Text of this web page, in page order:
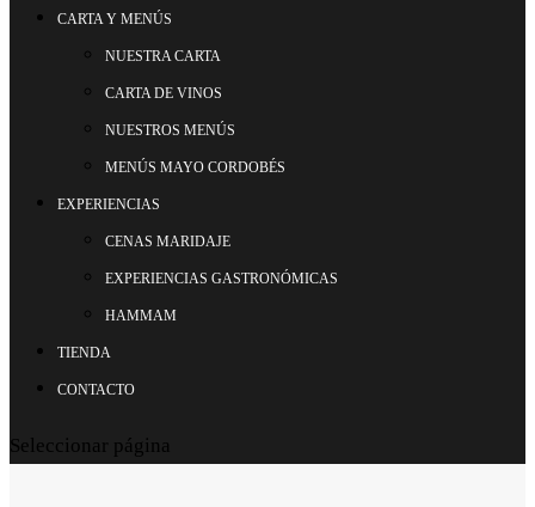
CARTA Y MENÚS
NUESTRA CARTA
CARTA DE VINOS
NUESTROS MENÚS
MENÚS MAYO CORDOBÉS
EXPERIENCIAS
CENAS MARIDAJE
EXPERIENCIAS GASTRONÓMICAS
HAMMAM
TIENDA
CONTACTO
Seleccionar página